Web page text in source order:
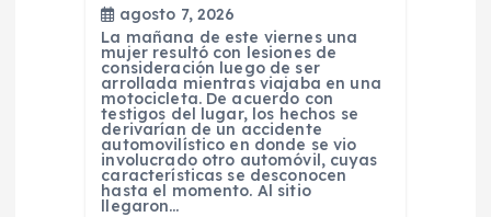
agosto 7, 2026
La mañana de este viernes una
mujer resultó con lesiones de
consideración luego de ser
arrollada mientras viajaba en una
motocicleta. De acuerdo con
testigos del lugar, los hechos se
derivarían de un accidente
automovilístico en donde se vio
involucrado otro automóvil, cuyas
características se desconocen
hasta el momento. Al sitio
llegaron…